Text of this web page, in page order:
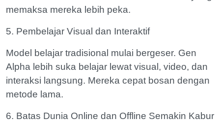
memaksa mereka lebih peka.
5. Pembelajar Visual dan Interaktif
Model belajar tradisional mulai bergeser. Gen
Alpha lebih suka belajar lewat visual, video, dan
interaksi langsung. Mereka cepat bosan dengan
metode lama.
6. Batas Dunia Online dan Offline Semakin Kabur